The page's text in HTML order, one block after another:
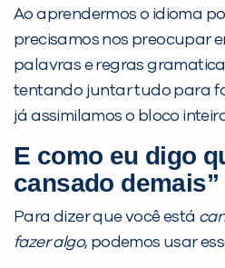
Ao aprendermos o idioma
precisamos nos preocupar
palavras e regras
tentando juntar tudo para
já assimilamos o bloco
E como eu digo
cansado
Para dizer que você está
fazer algo, podemos usar
Você é aluno inFlux?
Sim Não
VOLTAR